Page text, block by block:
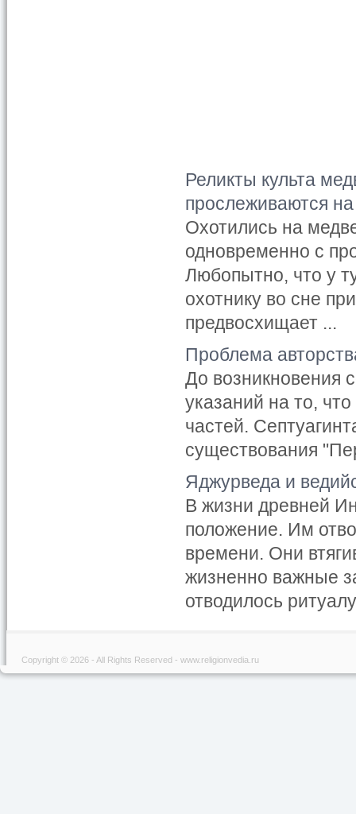
Реликты культа
прослеживаются
Охотились на
одновременно с
Любопытно, что у
охотнику во сне
предвосхищает ...
Проблема
До возникновения
указаний на то,
частей.
существования
Яджурведа и
В жизни древней
положение. Им
времени. Они
жизненно важные
отводилось
Copyright © 2026 - All Rights Reserved - www.religionvedia.ru